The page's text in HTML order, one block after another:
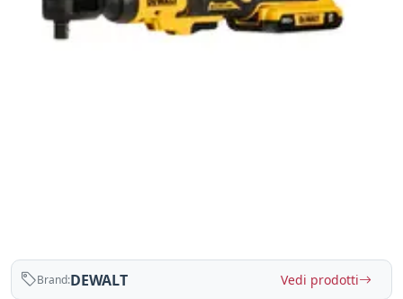
Brand:DEWALT Vedi prodotti